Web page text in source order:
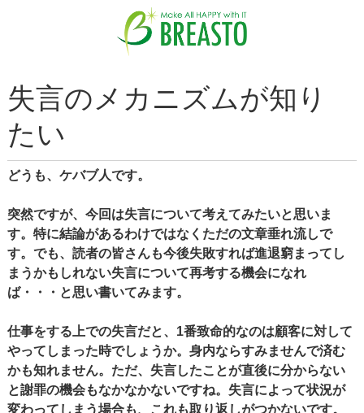
失言のメカニズムが知り
たい
どうも、ケバブ人です。
突然ですが、今回は失言について考えてみたいと思いま
す。特に結論があるわけではなくただの文章垂れ流しで
す。でも、読者の皆さんも今後失敗すれば進退窮まってし
まうかもしれない失言について再考する機会になれ
ば・・・と思い書いてみます。
仕事をする上での失言だと、1番致命的なのは顧客に対して
やってしまった時でしょうか。身内ならすみませんで済む
かも知れません。ただ、失言したことが直後に分からない
と謝罪の機会もなかなかないですね。失言によって状況が
変わってしまう場合も、これも取り返しがつかないです。